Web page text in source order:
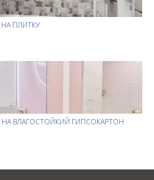
ПЛИТКУ
ВЛАГОСТОЙКИЙ ГИПСОКАРТОН